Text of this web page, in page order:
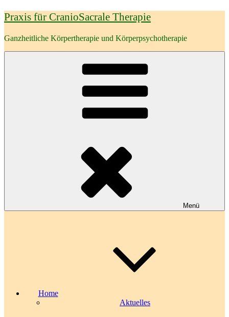
Zum
Inhalt
Praxis für CranioSacrale Therapie
Ganzheitliche Körpertherapie und Körperpsychotherapie
Menü
Home
Aktuelles